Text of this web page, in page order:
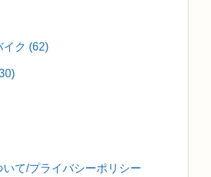
ク (62)
いて/プライバシーポリシー